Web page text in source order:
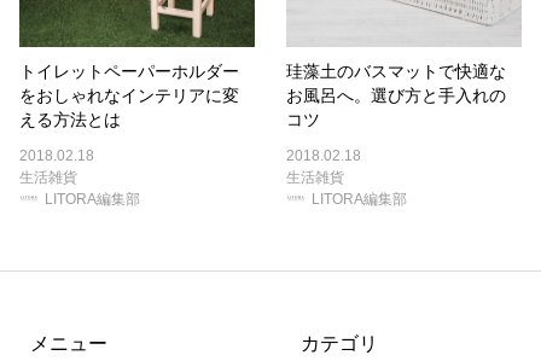
トイレットペーパーホルダー
をおしゃれなインテリアに変
える方法とは
2018.02.18
生活雑貨
LITORA編集部
珪藻土のバスマットで快適な
お風呂へ。選び方と手入れの
コツ
2018.02.18
生活雑貨
LITORA編集部
メニュー カテゴリ